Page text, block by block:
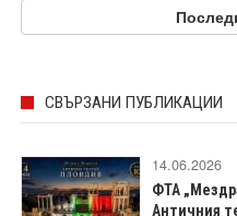
СВЪРЗАНИ ПУБЛИКАЦИИ
14.06.2026
ФТА
Античния